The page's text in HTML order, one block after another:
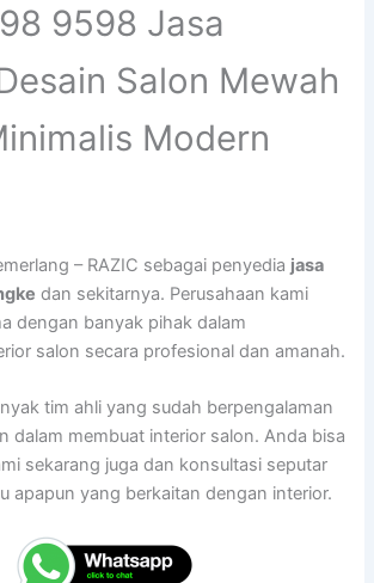
9598 Jasa
Salon Mewah
Modern
– RAZIC sebagai penyedia jasa
dan sekitarnya. Perusahaan kami
dengan banyak pihak dalam
salon secara profesional dan amanah.
tim ahli yang sudah berpengalaman
dalam membuat interior salon. Anda bisa
sekarang juga dan konsultasi seputar
apapun yang berkaitan dengan interior.